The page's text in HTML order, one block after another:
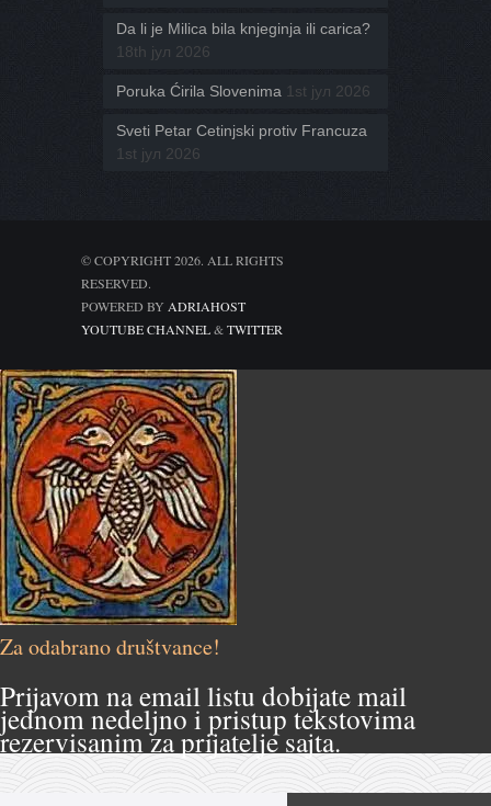
Da li je Milica bila knjeginja ili carica?
18th јул 2026
Poruka Ćirila Slovenima 1st јул 2026
Sveti Petar Cetinjski protiv Francuza
1st јул 2026
© COPYRIGHT 2026. ALL RIGHTS
RESERVED.
POWERED BY ADRIAHOST
YOUTUBE CHANNEL& TWITTER
Za odabrano društvance!
Prijavom na email listu dobijate mail
jednom nedeljno i pristup tekstovima
rezervisanim za prijatelje sajta.